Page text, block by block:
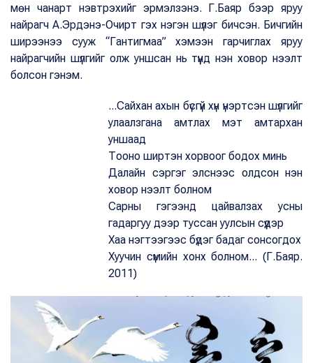
мөн чанарт нэвтрэхийг эрмэлзэнэ. Г.Баяр бээр яруу
найрагч А.Эрдэнэ-Очирт гэх нэгэн шүлэг бичсэн. Бичгийн
ширээнээ сууж “Гантигмаа” хэмээн гарчиглах яруу
найрагчийн шүлгийг олж уншсан нь түүнд нэн ховор нээлт
болсон гэнэм.
...Сайхан ахын бүсгүй хүн үнэртсэн шүлгийг
улаалзгана амтлах мэт амтархан
уншаад
Тооно ширтэн хорвоог бодох минь
Далайн сэргэг элснээс олдсон нэн
ховор нээлт болном
Сарны гэгээнд цайвалзах усны
гадаргуу дээр туссан уулсын сүүдэр
Хаа нэгтээгээс бүдэг бадаг сонсогдох
Хуучин сүмийн хонх болном... (Г.Баяр.
2011)